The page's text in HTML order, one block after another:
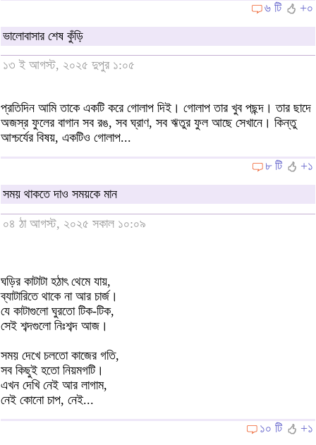
৬ টি
+০
ভালোবাসার শেষ কুঁড়ি
১৩ ই আগস্ট, ২০২৫ দুপুর ১:০৫
প্রতিদিন আমি তাকে একটি করে গোলাপ দিই। গোলাপ তার খুব পছন্দ। তার ছাদে
অজস্র ফুলের বাগান সব রঙ, সব ঘ্রাণ, সব ঋতুর ফুল আছে সেখানে। কিন্তু
আশ্চর্যের বিষয়, একটিও গোলাপ...
৮ টি
+১
সময় থাকতে দাও সময়কে মান
০৪ ঠা আগস্ট, ২০২৫ সকাল ১০:০৯
ঘড়ির কাটাটা হঠাৎ থেমে যায়,
ব্যাটারিতে থাকে না আর চার্জ।
যে কাটাগুলো ঘুরতো টিক-টিক,
সেই শব্দগুলো নিঃশব্দ আজ।
সময় দেখে চলতো কাজের গতি,
সব কিছুই হতো নিয়মগটি।
এখন দেখি নেই আর লাগাম,
নেই কোনো চাপ, নেই...
১০ টি
+১